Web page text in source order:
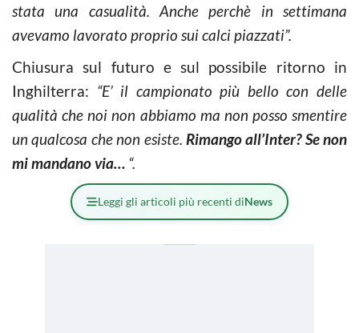
stata una casualità. Anche perchè in settimana
avevamo lavorato proprio sui calci piazzati”.
Chiusura sul futuro e sul possibile ritorno in
Inghilterra: “E’ il campionato più bello con delle
qualità che noi non abbiamo ma non posso smentire
un qualcosa che non esiste. Rimango all’Inter? Se non
mi mandano via… “.
Leggi gli articoli più recenti diNews